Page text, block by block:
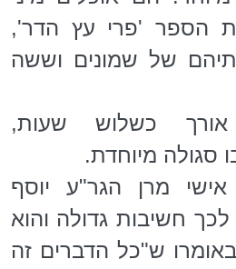
הספר 'פרי עץ הדר',
של שמונים וששה
כשלוש שעות,
סגולה מיוחדת.
מרן הגר"ע יוסף
חשיבות גדולה והוא
ש"כל הדברים זה